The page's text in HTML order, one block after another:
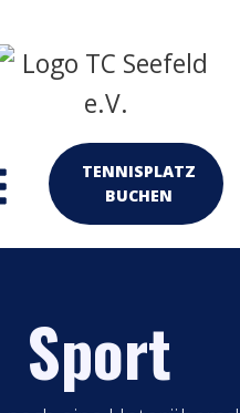
TENNISPLATZ
BUCHEN
Sport